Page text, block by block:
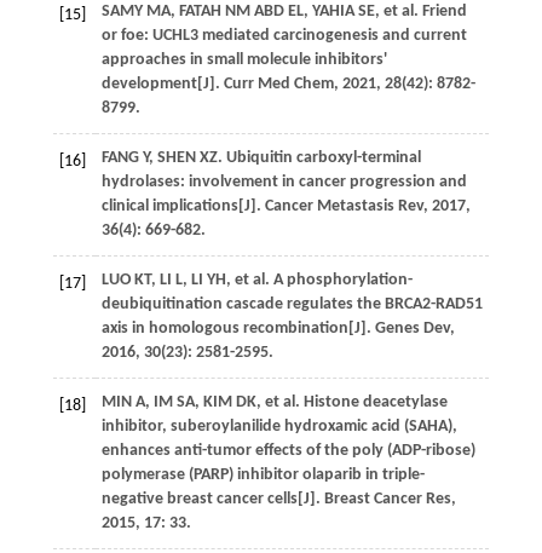
[15] SAMY MA, FATAH NM ABD EL, YAHIA SE, et al . Friend
or foe: UCHL3 mediated carcinogenesis and current
approaches in small molecule inhibitors'
development[J]. Curr Med Chem, 2021, 28(42): 8782-
8799.
[16] FANG Y, SHEN XZ. Ubiquitin carboxyl-terminal
hydrolases: involvement in cancer progression and
clinical implications[J]. Cancer Metastasis Rev, 2017,
36(4): 669-682.
[17] LUO KT, LI L, LI YH, et al . A phosphorylation-
deubiquitination cascade regulates the BRCA2-RAD51
axis in homologous recombination[J]. Genes Dev,
2016, 30(23): 2581-2595.
[18] MIN A, IM SA, KIM DK, et al . Histone deacetylase
inhibitor, suberoylanilide hydroxamic acid (SAHA),
enhances anti-tumor effects of the poly (ADP-ribose)
polymerase (PARP) inhibitor olaparib in triple-
negative breast cancer cells[J]. Breast Cancer Res,
2015, 17: 33.